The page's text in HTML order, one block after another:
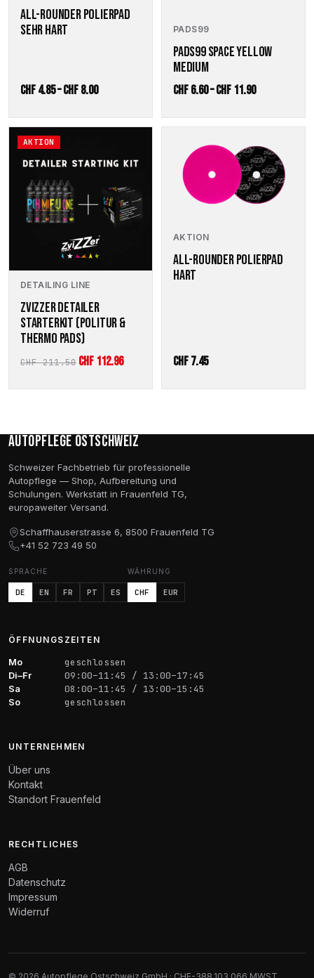
ALL-ROUNDER POLIERPAD
SEHR HART
CHF4.85–CHF8.00Preisspanne:
bis
können
auf
der
PADS99
PADS99 SPACE YELLOW
MEDIUM
CHF6.60–CHF 11.90Preisspanne:
bis
CHF 11.90
der
Produktseite
gewählt
AKTION
DETAILING LINE
ZVIZZER DETAILER
STARTERKIT (POLITUR &
THERMO PADS)
CHF211.50 Ursprünglicher
CHF 112.96Aktueller
AKTION
ALL-ROUNDER POLIERPAD
HART
CHF7.45
Produkt
weist
mehrere
Varianten
Optionen
können
auf
der
Autopflege Ostschweiz
Schweizer Fachbetrieb für professionelle
Autopflege — Shop, Aufbereitung und
Schulungen. Werkstatt in Frauenfeld TG,
europaweiter Versand.
Schaffhauserstrasse 6, 8500 Frauenfeld TG
+41 52 723 49 50
SPRACHE
DE EN FR PT ES
WÄHRUNG
CHF EUR
ÖFFNUNGSZEITEN
Mo geschlossen
Di–Fr 09:00–11:45 / 13:00–17:45
Sa 08:00–11:45 / 13:00–15:45
So geschlossen
UNTERNEHMEN
Über uns
Kontakt
Standort Frauenfeld
RECHTLICHES
AGB
Datenschutz
Impressum
Widerruf